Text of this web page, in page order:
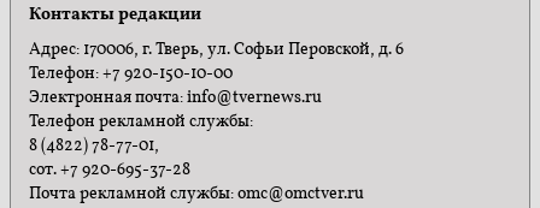
Контакты редакции
Адрес: 170006, г. Тверь, ул. Софьи Перовской, д. 6
Телефон: +7 920-150-10-00
Электронная почта: info@tvernews.ru
Телефон рекламной службы:
8 (4822) 78-77-01,
сот. +7 920-695-37-28
Почта рекламной службы: omc@omctver.ru